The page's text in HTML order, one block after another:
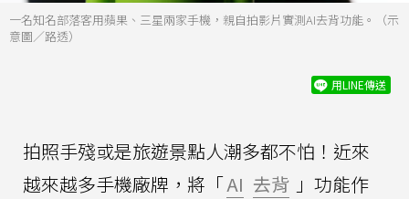
一名知名部落客用蘋果、三星兩家手機，親自拍影片實測AI去背功能。（示
意圖／路透）
用LINE傳送
拍照手殘或是旅遊景點人潮多都不怕！近來
越來越多手機廠牌，將「AI 去背 」功能作